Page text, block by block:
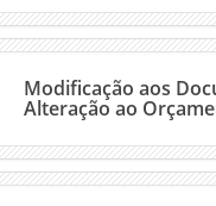
Modificação aos
Alteração ao